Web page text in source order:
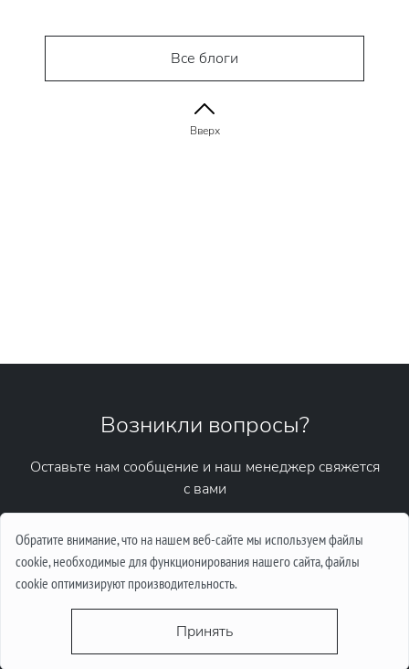
Обратите внимание, что на нашем веб-сайте мы используем файлы
cookie, необходимые для функционирования нашего сайта, файлы
cookie оптимизируют производительность.
Принять
Все блоги
Вверх
Возникли вопросы?
Оставьте нам сообщение и наш менеджер свяжется
с вами
Написать сообщение